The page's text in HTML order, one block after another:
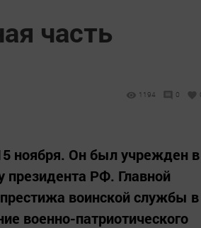
часть
1194 0
ноября. Он был учрежден в
президента РФ. Главной
воинской службы в
военно-патриотического